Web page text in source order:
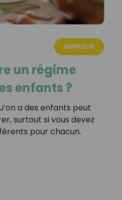
MINCEUR
un régime
enfants ?
a des enfants peut
surtout si vous devez
pour chacun.